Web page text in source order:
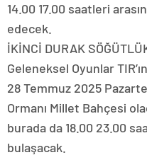
14.00 17.00 saatleri
edecek.
İKİNCİ DURAK
Geleneksel Oyunlar
28 Temmuz 2025
Ormanı Millet Bahçesi
burada da 18.00 23.00
bulaşacak.